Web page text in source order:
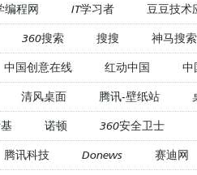
编程网 IT学习者 豆豆技术
360搜索 搜搜 神马搜索
中国创意在线 红动中国 中
清风桌面 腾讯-壁纸站
诺顿 360安全卫士
腾讯科技 Donews 赛迪网